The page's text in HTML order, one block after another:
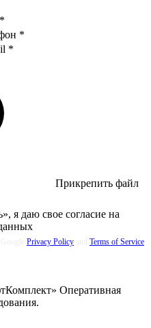
*
*
*
Прикрепить файл
я даю свое согласие на
Privacy Policy
Terms of Service
Оперативная